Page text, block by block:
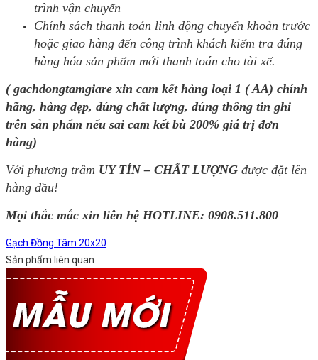
trình vận chuyển
Chính sách thanh toán linh động chuyển khoản trước
hoặc giao hàng đến công trình khách kiểm tra đúng
hàng hóa sản phẩm mới thanh toán cho tài xế.
( gachdongtamgiare xin cam kết hàng loại 1 ( AA) chính
hãng, hàng đẹp, đúng chất lượng, đúng thông tin ghi
trên sản phẩm nếu sai cam kết bù 200% giá trị đơn
hàng)
Với phương trâm UY TÍN – CHẤT LƯỢNG được đặt lên
hàng đầu!
Mọi thắc mắc xin liên hệ HOTLINE: 0908.511.800
Gạch Đồng Tâm 20x20
Sản phẩm liên quan